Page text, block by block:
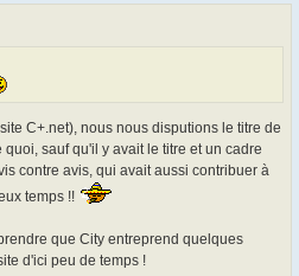
C+.net), nous nous disputions le titre de
sauf qu'il y avait le titre et un cadre
contre avis, qui avait aussi contribuer à
temps !!
que City entreprend quelques
d'ici peu de temps !